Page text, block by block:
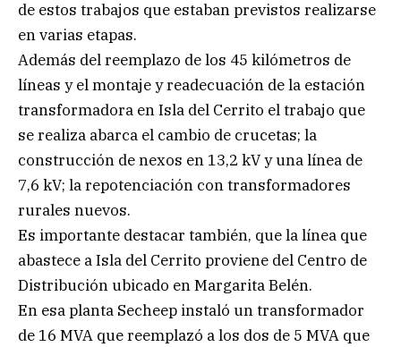
de estos trabajos que estaban previstos realizarse
en varias etapas.
Además del reemplazo de los 45 kilómetros de
líneas y el montaje y readecuación de la estación
transformadora en Isla del Cerrito el trabajo que
se realiza abarca el cambio de crucetas; la
construcción de nexos en 13,2 kV y una línea de
7,6 kV; la repotenciación con transformadores
rurales nuevos.
Es importante destacar también, que la línea que
abastece a Isla del Cerrito proviene del Centro de
Distribución ubicado en Margarita Belén.
En esa planta Secheep instaló un transformador
de 16 MVA que reemplazó a los dos de 5 MVA que